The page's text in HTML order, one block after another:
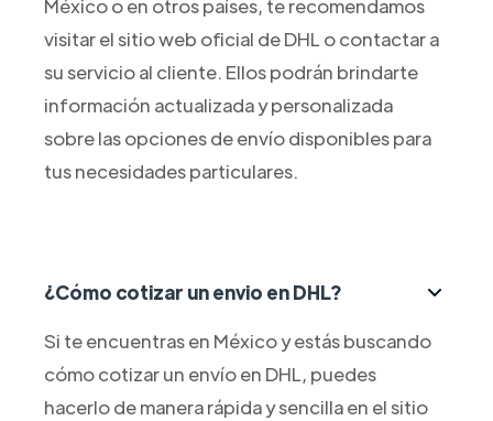
México o en otros países, te recomendamos
visitar el sitio web oficial de DHL o contactar a
su servicio al cliente. Ellos podrán brindarte
información actualizada y personalizada
sobre las opciones de envío disponibles para
tus necesidades particulares.
¿Cómo cotizar un envio en DHL?
Si te encuentras en México y estás buscando
cómo cotizar un envío en DHL, puedes
hacerlo de manera rápida y sencilla en el sitio